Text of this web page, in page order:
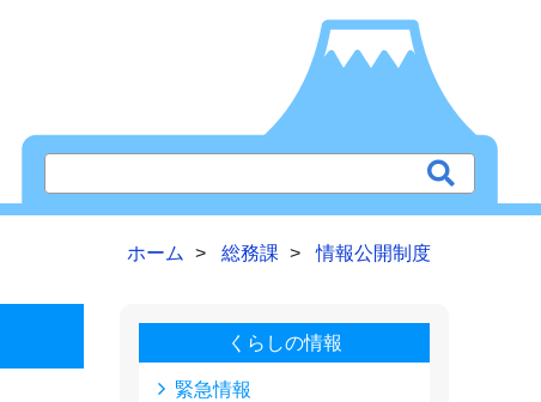
ホーム 総務課 情報公開制度
くらしの情報
緊急情報